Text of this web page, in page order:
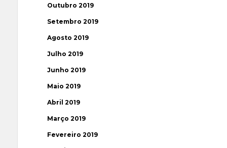
Outubro 2019
Setembro 2019
Agosto 2019
Julho 2019
Junho 2019
Maio 2019
Abril 2019
Março 2019
Fevereiro 2019